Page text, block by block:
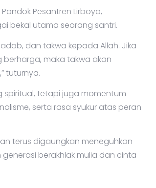
Pesantren Lirboyo,
bekal utama seorang santri.
dan takwa kepada Allah. Jika
berharga, maka takwa akan
tuturnya.
spiritual, tetapi juga momentum
serta rasa syukur atas peran
terus digaungkan meneguhkan
berakhlak mulia dan cinta